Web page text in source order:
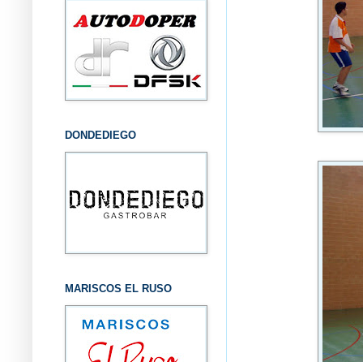
DONDEDIEGO
MARISCOS EL RUSO